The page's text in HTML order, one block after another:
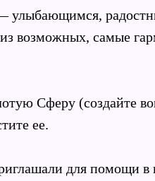
улыбающимся,
возможных, самые
Сферу (создайте
ее.
для помощи в